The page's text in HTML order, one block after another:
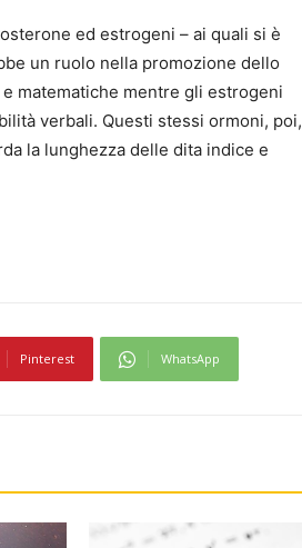
ed estrogeni – ai quali si è
un ruolo nella promozione dello
matematiche mentre gli estrogeni
verbali. Questi stessi ormoni, poi,
la lunghezza delle dita indice e
Pinterest WhatsApp